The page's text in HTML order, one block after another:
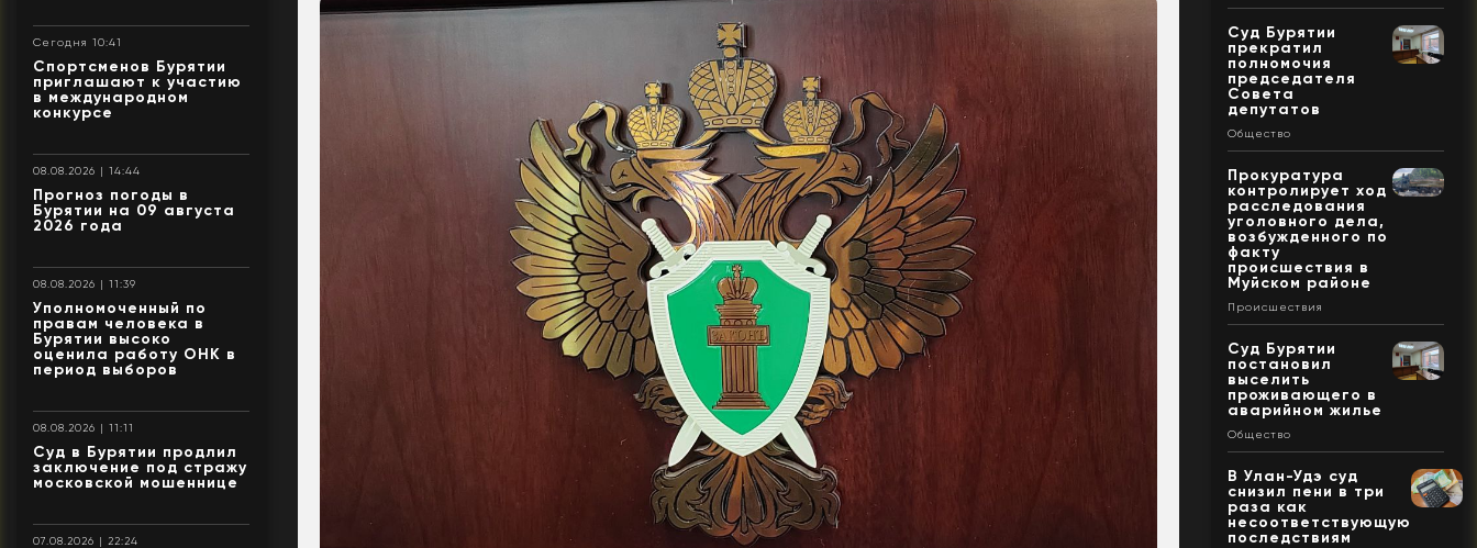
Сегодня 10:41
Спортсменов Бурятии
приглашают к участию
в международном
конкурсе
08.08.2026 | 14:44
Прогноз погоды в
Бурятии на 09 августа
2026 года
08.08.2026 | 11:39
Уполномоченный по
правам человека в
Бурятии высоко
оценила работу ОНК в
период выборов
08.08.2026 | 11:11
Суд в Бурятии продлил
заключение под стражу
московской мошеннице
07.08.2026 | 22:24
Суд Бурятии
прекратил
полномочия
председателя
Совета
депутатов
Общество
Прокуратура
контролирует ход
расследования
уголовного дела,
возбужденного по
факту
происшествия в
Муйском районе
Происшествия
Суд Бурятии
постановил
выселить
проживающего в
аварийном жилье
Общество
В Улан-Удэ суд
снизил пени в три
раза как
несоответствующую
последствиям